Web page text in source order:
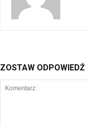
ZOSTAW ODPOWIEDŹ